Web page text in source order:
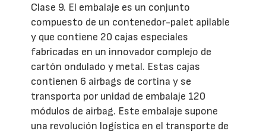
Clase 9. El embalaje es un conjunto
compuesto de un contenedor-palet apilable
y que contiene 20 cajas especiales
fabricadas en un innovador complejo de
cartón ondulado y metal. Estas cajas
contienen 6 airbags de cortina y se
transporta por unidad de embalaje 120
módulos de airbag. Este embalaje supone
una revolución logística en el transporte de